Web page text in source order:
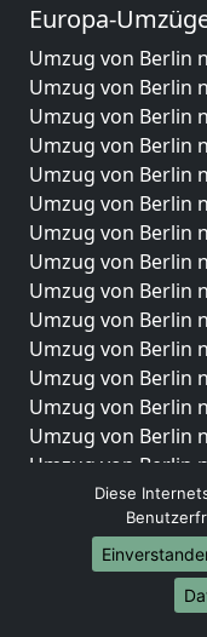
Europa-
Umzug von Berlin
Umzug von Berlin
Umzug von Berlin
Umzug von Berlin
Umzug von Berlin
Umzug von Berlin
Umzug von Berlin
Umzug von Berlin
Umzug von Berlin
Umzug von Berlin
Umzug von Berlin
Umzug von Berlin
Umzug von Berlin
Umzug von Berlin
Umzug von Berlin
Umzug von Berlin
Umzug von Berlin
Umzug von Berlin
Umzug von Berlin
Umzug von Berlin
Diese